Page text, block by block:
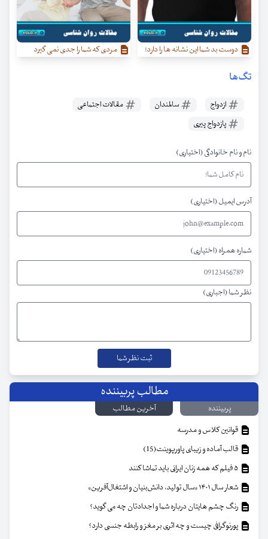
دوست بد شما این نشانه ها را دارد! مردی که شما را جدی نمی گیرد
تگ‌ها
ازدواج سالمندان
مقالات اجتماعی
پازدواج پیری
نام و نام خانوادگی (اختیاری)
آدرس ایمیل (اختیاری)
شماره همراه (اختیاری)
نظر شما (اجباری)
مطالب پربیننده
پربیننده
آخرین مطالب
قوانین کلاس و مدرسه
قالب آماده و زیبای پاورپوینت(15)
شعار سال ۱۴۰۱ «سال تولید، دانش‌بنیان و اشتغال‌آفرین»
رنگ چشم هایتان درباره شما و اجدادتان چه می گوید؟
پورنوگرافی چیست و چه اثری بر مغز و رابطه جنسی دارد؟